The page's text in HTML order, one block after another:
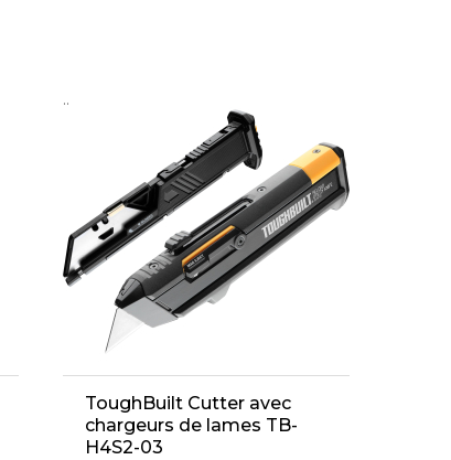
..
ToughBuilt Cutter avec
chargeurs de lames TB-
H4S2-03